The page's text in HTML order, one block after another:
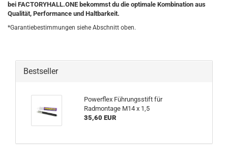
bei FACTORYHALL.ONE bekommst du die optimale Kombination aus
Qualität, Performance und Haltbarkeit.
*Garantiebestimmungen siehe Abschnitt oben.
Bestseller
Powerflex Führungsstift für
Radmontage M14 x 1,5
35,60 EUR